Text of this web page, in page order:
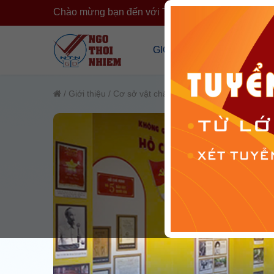
Chào mừng bạn đến với Trường Ngô Thời Nhiệm
GIỚI THIỆU
Tổng Quan Về Trường
Cơ Sở Vật Chất
Đội Ngũ Nhân Sự
Tổ Chức Đoàn Thể
CÔNG KHAI
Công Khai
Công Khai
Cải Cách
/ Giới thiệu / Cơ sở vật chất / Không gian văn hóa Hồ